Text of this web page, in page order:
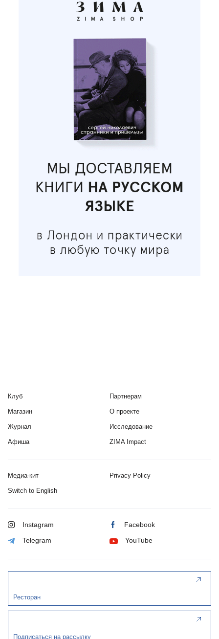
Клуб
Магазин
Журнал
Афиша
Партнерам
О проекте
Исследование
ZIMA Impact
Медиа-кит Privacy Policy
Switch to English
Instagram Facebook
Telegram YouTube
Ресторан
Подписаться на рассылку